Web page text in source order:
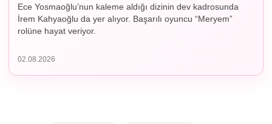
Ece Yosmaoğlu’nun kaleme aldığı dizinin dev kadrosunda
İrem Kahyaoğlu da yer alıyor. Başarılı oyuncu “Meryem”
rolüne hayat veriyor.
02.08.2026